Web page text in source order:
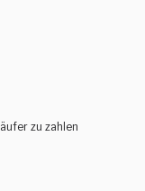
zu zahlen